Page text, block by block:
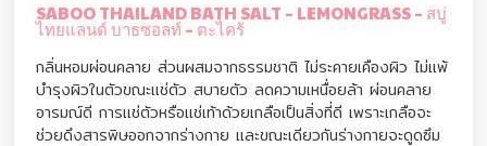
SABOO THAILAND BATH SALT – LEMONGRASS – สบู่
ไทยแลนด์ บาธซอลท์ – ตะไคร้
กลิ่นหอมผ่อนคลาย ส่วนผสมจากธรรมชาติ ไม่ระคายเคืองผิว ไม่แพ้
บำรุงผิวในตัวขณะแช่ตัว สบายตัว ลดความเหนื่อยล้า ผ่อนคลาย
อารมณ์ดี การแช่ตัวหรือแช่เท้าด้วยเกลือเป็นสิ่งที่ดี เพราะเกลือจะ
ช่วยดึงสารพิษออกจากร่างกาย และขณะเดียวกันร่างกายจะดูดซึม